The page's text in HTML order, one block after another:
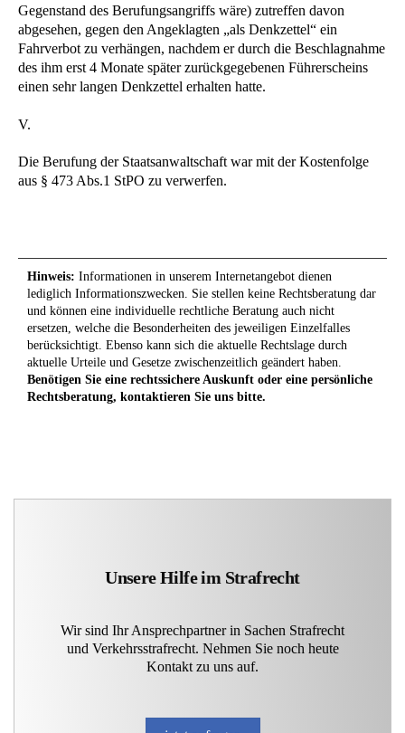
Gegenstand des Berufungsangriffs wäre) zutreffen davon
abgesehen, gegen den Angeklagten „als Denkzettel“ ein
Fahrverbot zu verhängen, nachdem er durch die Beschlagnahme
des ihm erst 4 Monate später zurückgegebenen Führerscheins
einen sehr langen Denkzettel erhalten hatte.
V.
Die Berufung der Staatsanwaltschaft war mit der Kostenfolge
aus § 473 Abs.1 StPO zu verwerfen.
Hinweis: Informationen in unserem Internetangebot dienen
lediglich Informationszwecken. Sie stellen keine Rechtsberatung dar
und können eine individuelle rechtliche Beratung auch nicht
ersetzen, welche die Besonderheiten des jeweiligen Einzelfalles
berücksichtigt. Ebenso kann sich die aktuelle Rechtslage durch
aktuelle Urteile und Gesetze zwischenzeitlich geändert haben.
Benötigen Sie eine rechtssichere Auskunft oder eine persönliche
Rechtsberatung, kontaktieren Sie uns bitte.
Unsere Hilfe im Strafrecht
Wir sind Ihr Ansprechpartner in Sachen Strafrecht
und Verkehrsstrafrecht. Nehmen Sie noch heute
Kontakt zu uns auf.